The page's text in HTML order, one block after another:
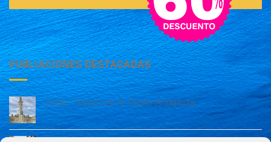
PUBLIACIONES DESTACADAS
Cádiz: Tesoro en la Costa Andaluza